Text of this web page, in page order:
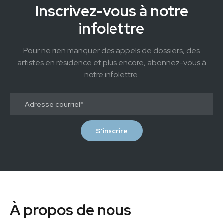
Inscrivez-vous à notre
infolettre
Pour ne rien manquer des appels de dossiers, des
artistes en résidence et plus encore, abonnez-vous à
notre infolettre.
À propos de nous